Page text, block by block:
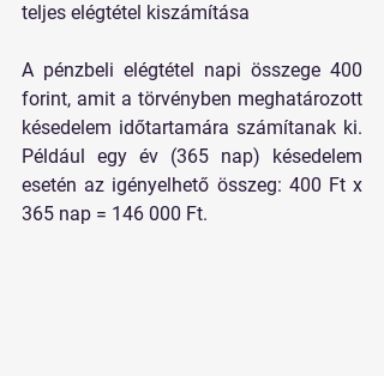
teljes elégtétel kiszámítása
A pénzbeli elégtétel napi összege 400
forint, amit a törvényben meghatározott
késedelem időtartamára számítanak ki.
Például egy év (365 nap) késedelem
esetén az igényelhető összeg: 400 Ft x
365 nap = 146 000 Ft.